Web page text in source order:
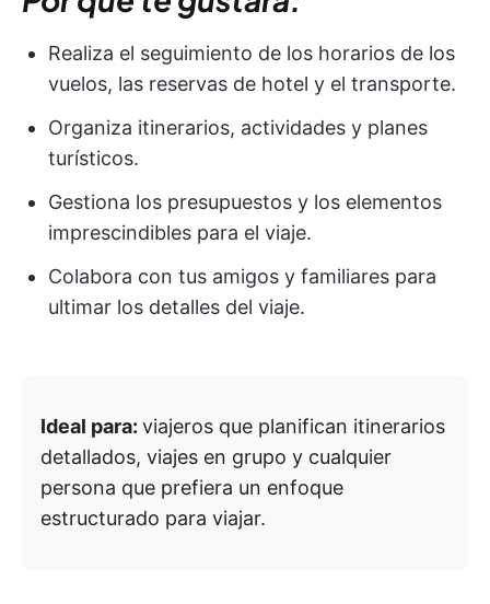
Realiza el seguimiento de los horarios de los
vuelos, las reservas de hotel y el transporte.
Organiza itinerarios, actividades y planes
turísticos.
Gestiona los presupuestos y los elementos
imprescindibles para el viaje.
Colabora con tus amigos y familiares para
ultimar los detalles del viaje.
Ideal para: viajeros que planifican itinerarios
detallados, viajes en grupo y cualquier
persona que prefiera un enfoque
estructurado para viajar.